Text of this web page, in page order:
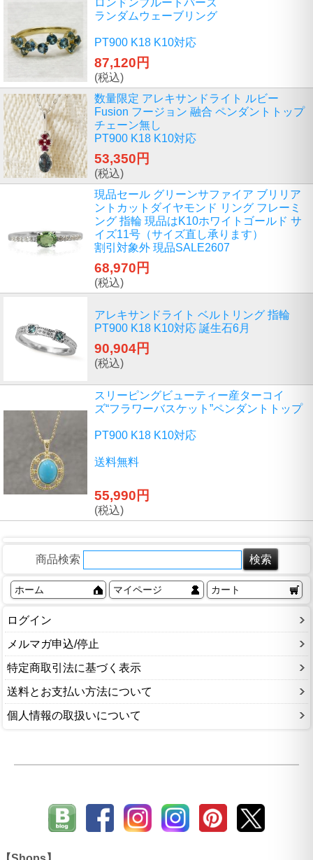
ロンドンブルートパーズ
ランダムウェーブリング
PT900 K18 K10対応
87,120円
(税込)
数量限定 アレキサンドライト ルビー
Fusion フージョン 融合 ペンダントトップ
チェーン無し
PT900 K18 K10対応
53,350円
(税込)
現品セール グリーンサファイア ブリリア
ントカットダイヤモンド リング フレーミ
ング 指輪 現品はK10ホワイトゴールド サ
イズ11号（サイズ直し承ります）
割引対象外 現品SALE2607
68,970円
(税込)
アレキサンドライト ベルトリング 指輪
PT900 K18 K10対応 誕生石6月
90,904円
(税込)
スリーピングビューティー産ターコイ
ズ“フラワーバスケット”ペンダントトップ
PT900 K18 K10対応
送料無料
55,990円
(税込)
商品検索
ホーム マイページ カート
ログイン
メルマガ申込/停止
特定商取引法に基づく表示
送料とお支払い方法について
個人情報の取扱いについて